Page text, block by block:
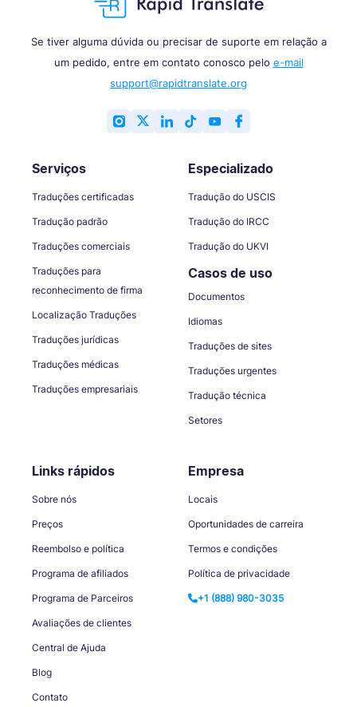
Se tiver alguma dúvida ou precisar de suporte em relação a
um pedido, entre em contato conosco pelo e-mail
support@rapidtranslate.org
Serviços
Traduções certificadas
Tradução padrão
Traduções comerciais
Traduções para
reconhecimento de firma
Localização Traduções
Traduções jurídicas
Traduções médicas
Traduções empresariais
Especializado
Tradução do USCIS
Tradução do IRCC
Tradução do UKVI
Casos de uso
Documentos
Idiomas
Traduções de sites
Traduções urgentes
Tradução técnica
Setores
Links rápidos
Sobre nós
Preços
Reembolso e política
Programa de afiliados
Programa de Parceiros
Avaliações de clientes
Central de Ajuda
Blog
Contato
Empresa
Locais
Oportunidades de carreira
Termos e condições
Política de privacidade
+1 (888) 980-3035